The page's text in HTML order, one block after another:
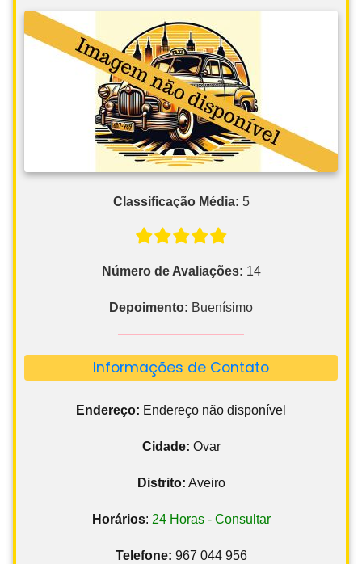
Classificação Média: 5
Número de Avaliações: 14
Depoimento: Buenísimo
Informações de Contato
Endereço: Endereço não disponível
Cidade: Ovar
Distrito: Aveiro
Horários: 24 Horas - Consultar
Telefone: 967 044 956